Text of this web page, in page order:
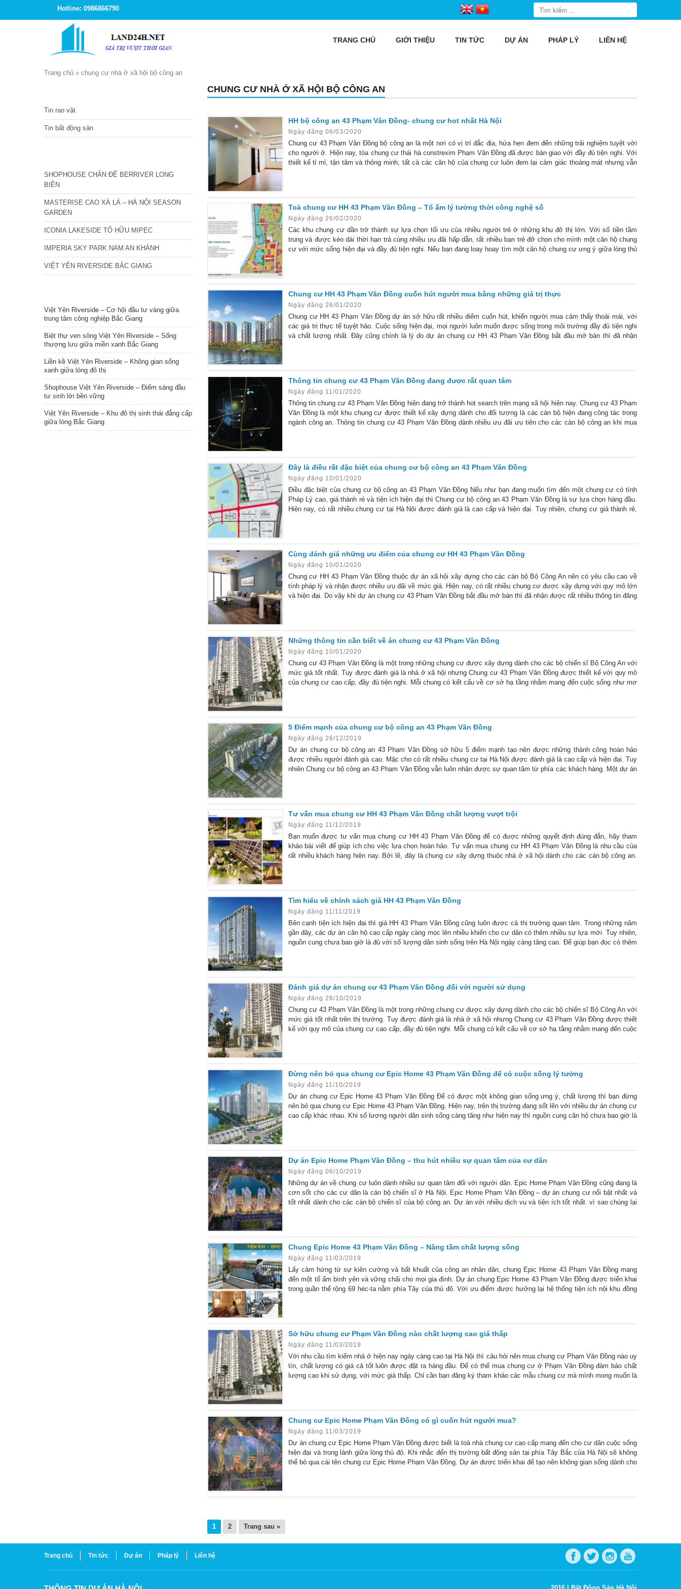
Hotline: 0986866790
TRANG CHỦ GIỚI THIỆU TIN TỨC DỰ ÁN PHÁP LÝ LIÊN HỆ
Trang chủ » chung cư nhà ở xã hội bộ công an
CHUNG CƯ NHÀ Ở XÃ HỘI BỘ CÔNG AN
HH bộ công an 43 Phạm Văn Đồng- chung cư hot nhất Hà Nội
Ngày đăng 06/03/2020
Chung cư 43 Phạm Văn Đồng bộ công an là một nơi có vị trí đắc địa, hứa hẹn đem đến những trải nghiệm tuyệt vời
cho người ở. Hiện nay, tòa chung cư thái hà constrexim Phạm Văn Đồng đã được bàn giao với đầy đủ tiện nghi. Với
thiết kế tỉ mỉ, tận tâm và thông minh, tất cả các căn hộ của chung cư luôn đem lại cảm giác thoáng mát nhưng vẫn
Toà chung cư HH 43 Phạm Văn Đồng – Tổ ấm lý tưởng thời công nghệ số
Ngày đăng 26/02/2020
Các khu chung cư dần trở thành sự lựa chọn tối ưu của nhiều người trẻ ở những khu đô thị lớn. Với số tiền tầm
trung và được kéo dài thời hạn trả cùng nhiều ưu đãi hấp dẫn, rất nhiều bạn trẻ đỡ chọn cho mình một căn hộ chung
cư với mức sống hiện đại và đầy đủ tiện nghi. Nếu bạn đang loay hoay tìm một căn hộ chung cư ưng ý giữa lòng thủ
Chung cư HH 43 Phạm Văn Đồng cuốn hút người mua bằng những giá trị thực
Ngày đăng 26/01/2020
Chung cư HH 43 Phạm Văn Đồng dự án sở hữu rất nhiều điểm cuốn hút, khiến người mua cảm thấy thoải mái, với
các giá trị thực tế tuyệt hảo. Cuộc sống hiện đại, mọi người luôn muốn được sống trong môi trường đầy đủ tiện nghi
và chất lượng nhất. Đây cũng chính là lý do dự án chung cư HH 43 Phạm Văn Đồng bắt đầu mở bán thì đã nhận
Thông tin chung cư 43 Phạm Văn Đồng đang được rất quan tâm
Ngày đăng 11/01/2020
Thông tin chung cư 43 Phạm Văn Đồng hiện đang trở thành hot search trên mạng xã hội hiện nay. Chung cư 43 Phạm
Văn Đồng là một khu chung cư được thiết kế xây dựng dành cho đối tượng là các cán bộ hiện đang công tác trong
ngành công an. Thông tin chung cư 43 Phạm Văn Đồng dành nhiều ưu đãi ưu tiên cho các cán bộ công an khi mua
Đây là điều rất đặc biệt của chung cư bộ công an 43 Phạm Văn Đồng
Ngày đăng 10/01/2020
Điều đặc biệt của chung cư bộ công an 43 Phạm Văn Đồng Nếu như bạn đang muốn tìm đến một chung cư có tính
Pháp Lý cao, giá thành rẻ và tiện ích hiện đại thì Chung cư bộ công an 43 Phạm Văn Đồng là sự lựa chọn hàng đầu.
Hiện nay, có rất nhiều chung cư tại Hà Nội được đánh giá là cao cấp và hiện đại. Tuy nhiên, chung cư giá thành rẻ,
Cùng đánh giá những ưu điểm của chung cư HH 43 Phạm Văn Đồng
Ngày đăng 10/01/2020
Chung cư HH 43 Phạm Văn Đồng thuộc dự án xã hội xây dựng cho các cán bộ Bộ Công An nên có yêu cầu cao về
tính pháp lý và nhận được nhiều ưu đãi về mức giá. Hiện nay, có rất nhiều chung cư được xây dựng với quy mô lớn
và hiện đại. Do vậy khi dự án chung cư 43 Phạm Văn Đồng bắt đầu mở bán thì đã nhận được rất nhiều thông tin đăng
Những thông tin cần biết về án chung cư 43 Phạm Văn Đồng
Ngày đăng 10/01/2020
Chung cư 43 Phạm Văn Đồng là một trong những chung cư được xây dựng dành cho các bộ chiến sĩ Bộ Công An với
mức giá tốt nhất. Tuy được đánh giá là nhà ở xã hội nhưng Chung cư 43 Phạm Văn Đồng được thiết kế với quy mô
của chung cư cao cấp, đầy đủ tiện nghi. Mỗi chung có kết cấu về cơ sở hạ tầng nhằm mang đến cuộc sống như mơ
5 Điểm mạnh của chung cư bộ công an 43 Phạm Văn Đồng
Ngày đăng 26/12/2019
Dự án chung cư bộ công an 43 Phạm Văn Đồng sở hữu 5 điểm mạnh tạo nên được những thành công hoàn hảo
được nhiều người đánh giá cao. Mặc cho có rất nhiều chung cư tại Hà Nội được đánh giá là cao cấp và hiện đại. Tuy
nhiên Chung cư bộ công an 43 Phạm Văn Đồng vẫn luôn nhận được sự quan tâm từ phía các khách hàng. Một dự án
Tư vấn mua chung cư HH 43 Phạm Văn Đồng chất lượng vượt trội
Ngày đăng 11/12/2019
Bạn muốn được tư vấn mua chung cư HH 43 Phạm Văn Đồng để có được những quyết định đúng đắn, hãy tham
khảo bài viết để giúp ích cho việc lựa chọn hoàn hảo. Tư vấn mua chung cư HH 43 Phạm Văn Đồng là nhu cầu của
rất nhiều khách hàng hiện nay. Bởi lẽ, đây là chung cư xây dựng thuộc nhà ở xã hội dành cho các cán bộ công an.
Tìm hiểu về chính sách giá HH 43 Phạm Văn Đồng
Ngày đăng 11/11/2019
Bên cạnh tiện ích hiện đại thì giá HH 43 Phạm Văn Đồng cũng luôn được cả thị trường quan tâm. Trong những năm
gần đây, các dự án căn hộ cao cấp ngày càng mọc lên nhiều khiến cho cư dân có thêm nhiều sự lựa mới. Tuy nhiên,
nguồn cung chưa bao giờ là đủ với số lượng dân sinh sống trên Hà Nội ngày càng tăng cao. Để giúp bạn đọc có thêm
Đánh giá dự án chung cư 43 Phạm Văn Đồng đối với người sử dụng
Ngày đăng 26/10/2019
Chung cư 43 Phạm Văn Đồng là một trong những chung cư được xây dựng dành cho các bộ chiến sĩ Bộ Công An với
mức giá tốt nhất trên thị trường. Tuy được đánh giá là nhà ở xã hội nhưng Chung cư 43 Phạm Văn Đồng được thiết
kế với quy mô của chung cư cao cấp, đầy đủ tiện nghi. Mỗi chung có kết cấu về cơ sở hạ tầng nhằm mang đến cuộc
Đừng nên bỏ qua chung cư Epic Home 43 Phạm Văn Đồng để có cuộc sống lý tưởng
Ngày đăng 11/10/2019
Dự án chung cư Epic Home 43 Phạm Văn Đồng Để có được một không gian sống ưng ý, chất lượng thì bạn đừng
nên bỏ qua chung cư Epic Home 43 Phạm Văn Đồng. Hiện nay, trên thị trường đang sốt lên với nhiều dự án chung cư
cao cấp khác nhau. Khi số lượng người dân sinh sống càng tăng như hiện nay thì nguồn cung căn hộ chưa bao giờ là
Dự án Epic Home Phạm Văn Đồng – thu hút nhiều sự quan tâm của cư dân
Ngày đăng 06/10/2019
Những dự án về chung cư luôn dành nhiều sự quan tâm đối với người dân. Epic Home Phạm Văn Đồng cũng đang là
cơn sốt cho các cư dân là cán bộ chiến sĩ ở Hà Nội. Epic Home Phạm Văn Đồng – dự án chung cư nổi bật nhất và
tốt nhất dành cho các cán bộ chiến sĩ của bộ công an. Dự án với nhiều dịch vụ và tiện ích tốt nhất. vì sao chúng lại
Chung Epic Home 43 Phạm Văn Đồng – Nâng tầm chất lượng sống
Ngày đăng 11/03/2019
Lấy cảm hứng từ sự kiên cường và bất khuất của công an nhân dân, chung Epic Home 43 Phạm Văn Đồng mang
đến một tổ ấm bình yên và vững chãi cho mọi gia đình. Dự án chung Epic Home 43 Phạm Văn Đồng được triển khai
trong quần thể rộng 69 héc-ta nằm phía Tây của thủ đô. Với ưu điểm được hưởng lại hệ thống tiện ích nội khu đồng
Sở hữu chung cư Phạm Văn Đồng nào chất lượng cao giá thấp
Ngày đăng 11/03/2019
Với nhu cầu tìm kiếm nhà ở hiện nay ngày càng cao tại Hà Nội thì câu hỏi nên mua chung cư Phạm Văn Đồng nào uy
tín, chất lượng có giá cả tốt luôn được đặt ra hàng đầu. Để có thể mua chung cư ở Phạm Văn Đồng đảm bảo chất
lượng cao khi sử dụng, với mức giá thấp. Chỉ cần bạn đăng ký tham khảo các mẫu chung cư mà mình mong muốn là
Chung cư Epic Home Phạm Văn Đồng có gì cuốn hút người mua?
Ngày đăng 11/03/2019
Dự án chung cư Epic Home Phạm Văn Đồng được biết là toà nhà chung cư cao cấp mang đến cho cư dân cuộc sống
hiện đại và trong lành giữa lòng thủ đô. Khi nhắc đến thị trường bất động sản tại phía Tây Bắc của Hà Nội sẽ không
thể bỏ qua cái tên chung cư Epic Home Phạm Văn Đồng. Dự án được triển khai để tạo nên không gian sống dành cho
1 2 Trang sau »
Tin rao vặt
Tin bất động sản
SHOPHOUSE CHÂN ĐẾ BERRIVER LONG
BIÊN
MASTERISE CAO XÀ LÁ – HÀ NỘI SEASON
GARDEN
ICONIA LAKESIDE TỐ HỮU MIPEC
IMPERIA SKY PARK NAM AN KHÁNH
VIỆT YÊN RIVERSIDE BẮC GIANG
Việt Yên Riverside – Cơ hội đầu tư vàng giữa
trung tâm công nghiệp Bắc Giang
Biệt thự ven sông Việt Yên Riverside – Sống
thượng lưu giữa miền xanh Bắc Giang
Liền kề Việt Yên Riverside – Không gian sống
xanh giữa lòng đô thị
Shophouse Việt Yên Riverside – Điểm sáng đầu
tư sinh lời bền vững
Việt Yên Riverside – Khu đô thị sinh thái đẳng cấp
giữa lòng Bắc Giang
Trang chủ Tin tức Dự án Pháp lý Liên hệ